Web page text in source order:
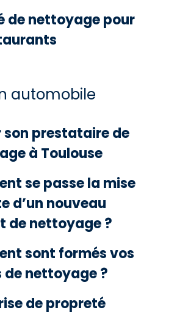
de nettoyage pour
automobile
son prestataire de
à Toulouse
se passe la mise
d’un nouveau
de nettoyage ?
sont formés vos
de nettoyage ?
de propreté